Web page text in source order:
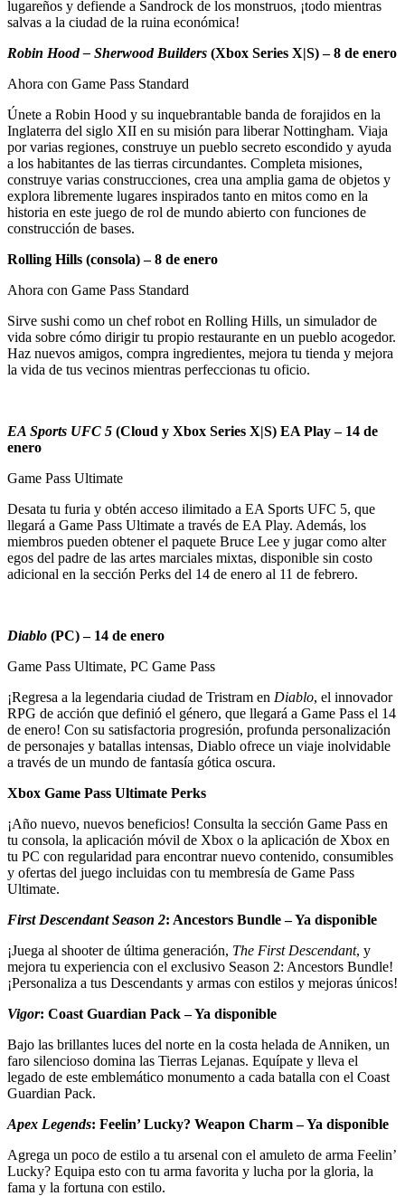
lugareños y defiende a Sandrock de los monstruos, ¡todo mientras
salvas a la ciudad de la ruina económica!
Robin Hood – Sherwood Builders (Xbox Series X|S) – 8 de enero
Ahora con Game Pass Standard
Únete a Robin Hood y su inquebrantable banda de forajidos en la
Inglaterra del siglo XII en su misión para liberar Nottingham. Viaja
por varias regiones, construye un pueblo secreto escondido y ayuda
a los habitantes de las tierras circundantes. Completa misiones,
construye varias construcciones, crea una amplia gama de objetos y
explora libremente lugares inspirados tanto en mitos como en la
historia en este juego de rol de mundo abierto con funciones de
construcción de bases.
Rolling Hills (consola) – 8 de enero
Ahora con Game Pass Standard
Sirve sushi como un chef robot en Rolling Hills, un simulador de
vida sobre cómo dirigir tu propio restaurante en un pueblo acogedor.
Haz nuevos amigos, compra ingredientes, mejora tu tienda y mejora
la vida de tus vecinos mientras perfeccionas tu oficio.
EA Sports UFC 5 (Cloud y Xbox Series X|S) EA Play – 14 de
enero
Game Pass Ultimate
Desata tu furia y obtén acceso ilimitado a EA Sports UFC 5, que
llegará a Game Pass Ultimate a través de EA Play. Además, los
miembros pueden obtener el paquete Bruce Lee y jugar como alter
egos del padre de las artes marciales mixtas, disponible sin costo
adicional en la sección Perks del 14 de enero al 11 de febrero.
Diablo (PC) – 14 de enero
Game Pass Ultimate, PC Game Pass
¡Regresa a la legendaria ciudad de Tristram en Diablo, el innovador
RPG de acción que definió el género, que llegará a Game Pass el 14
de enero! Con su satisfactoria progresión, profunda personalización
de personajes y batallas intensas, Diablo ofrece un viaje inolvidable
a través de un mundo de fantasía gótica oscura.
Xbox Game Pass Ultimate Perks
¡Año nuevo, nuevos beneficios! Consulta la sección Game Pass en
tu consola, la aplicación móvil de Xbox o la aplicación de Xbox en
tu PC con regularidad para encontrar nuevo contenido, consumibles
y ofertas del juego incluidas con tu membresía de Game Pass
Ultimate.
First Descendant Season 2: Ancestors Bundle – Ya disponible
¡Juega al shooter de última generación, The First Descendant, y
mejora tu experiencia con el exclusivo Season 2: Ancestors Bundle!
¡Personaliza a tus Descendants y armas con estilos y mejoras únicos!
Vigor: Coast Guardian Pack – Ya disponible
Bajo las brillantes luces del norte en la costa helada de Anniken, un
faro silencioso domina las Tierras Lejanas. Equípate y lleva el
legado de este emblemático monumento a cada batalla con el Coast
Guardian Pack.
Apex Legends: Feelin’ Lucky? Weapon Charm – Ya disponible
Agrega un poco de estilo a tu arsenal con el amuleto de arma Feelin’
Lucky? Equipa esto con tu arma favorita y lucha por la gloria, la
fama y la fortuna con estilo.